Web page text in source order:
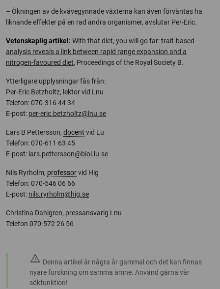
– Ökningen av de kvävegynnade växterna kan även förväntas ha
liknande effekter på en rad andra organismer, avslutar Per-Eric.
Vetenskaplig artikel : With that diet, you will go far: trait-based
analysis reveals a link between rapid range expansion and a
nitrogen-favoured diet, Proceedings of the Royal Society B.
Ytterligare upplysningar fås från:
Per-Eric Betzholtz, lektor vid Lnu
Telefon: 070-316 44 34
E-post: per-eric.betzholtz@lnu.se
Lars B Pettersson, docent vid Lu
Telefon: 070-611 63 45
E-post: lars.pettersson@biol.lu.se
Nils Ryrholm, professorvid Hig
Telefon: 070-546 06 66
E-post: nils.ryrholm@hig.se
Christina Dahlgren, pressansvarig Lnu
Telefon 070-572 26 56
warning Denna artikel är några år gammal och det kan finnas
nyare forskning om samma ämne. Använd gärna vår
sökfunktion!